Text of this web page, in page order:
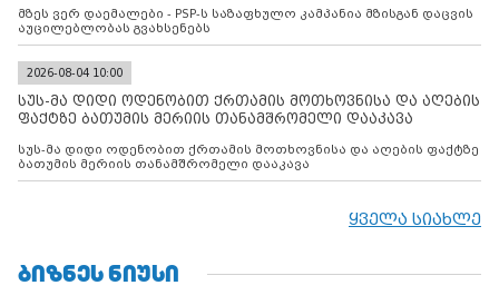
მზეს ვერ დაემალები - PSP-ს საზაფხულო კამპანია მზისგან დაცვის
აუცილებლობას გვახსენებს
2026-08-04 10:00
სუს-მა დიდი ოდენობით ქრთამის მოთხოვნისა და აღების
ფაქტზე ბათუმის მერიის თანამშრომელი დააკავა
სუს-მა დიდი ოდენობით ქრთამის მოთხოვნისა და აღების ფაქტზე
ბათუმის მერიის თანამშრომელი დააკავა
ყველა სიახლე
ᲑᲘᲖᲜᲔᲡ ᲜᲘᲣᲡᲘ